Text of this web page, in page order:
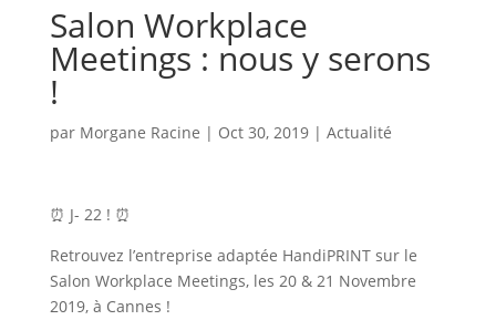
Salon Workplace
Meetings : nous y serons
!
par Morgane Racine | Oct 30, 2019| Actualité
⏰ J- 22 ! ⏰
Retrouvez l’entreprise adaptée HandiPRINT sur le
Salon Workplace Meetings, les 20 & 21 Novembre
2019, à Cannes !